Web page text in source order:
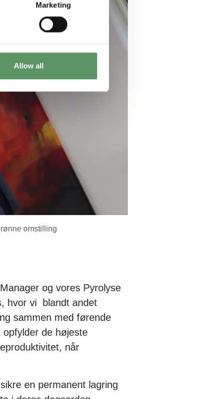
Marketing
Allow all
omstilling
og vores Pyrolyse
hvor vi blandt andet
sammen med førende
de højeste
når
en permanent lagring